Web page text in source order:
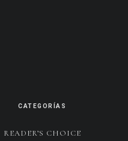
CATEGORÍAS
READER’S CHOICE